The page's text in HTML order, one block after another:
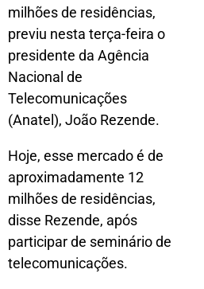
milhões de residências,
previu nesta terça-feira o
presidente da Agência
Nacional de
Telecomunicações
(Anatel), João Rezende.
Hoje, esse mercado é de
aproximadamente 12
milhões de residências,
disse Rezende, após
participar de seminário de
telecomunicações.